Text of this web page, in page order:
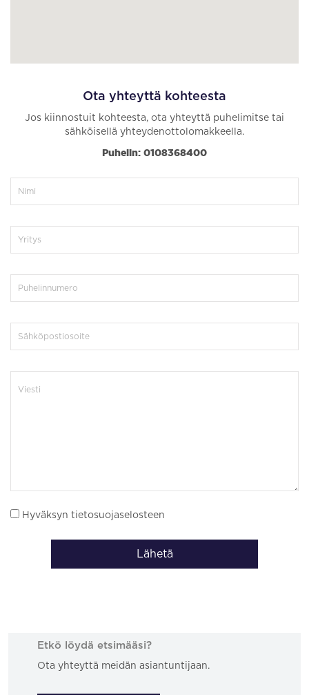
Ota yhteyttä kohteesta
Jos kiinnostuit kohteesta, ota yhteyttä puhelimitse tai
sähköisellä yhteydenottolomakkeella.
Puhelin: 0108368400
Hyväksyn tietosuojaselosteen
Lähetä
Etkö löydä etsimääsi?
Ota yhteyttä meidän asiantuntijaan.